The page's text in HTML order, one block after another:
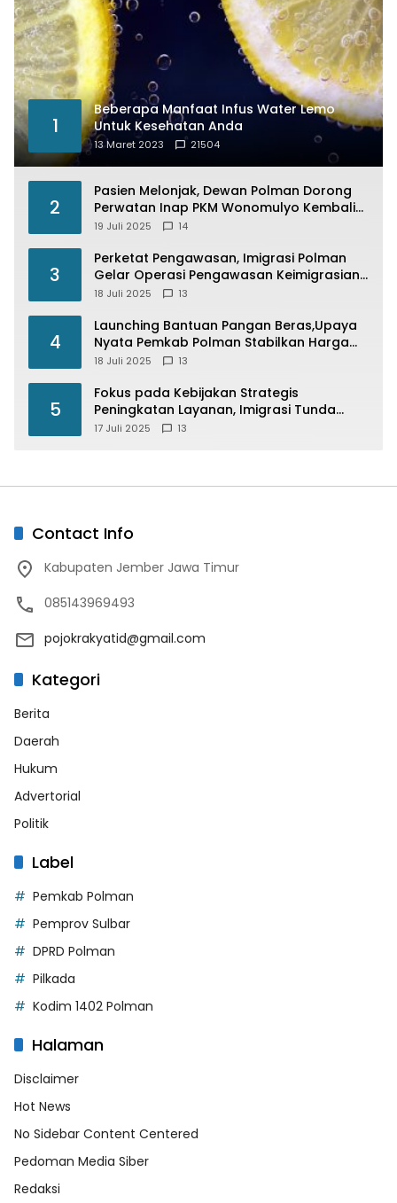
1
Beberapa Manfaat Infus Water Lemo
Untuk Kesehatan Anda
13 Maret 2023 21504
2
Pasien Melonjak, Dewan Polman Dorong
Perwatan Inap PKM Wonomulyo Kembali
di Fungsikan
19 Juli 2025 14
3
Perketat Pengawasan, Imigrasi Polman
Gelar Operasi Pengawasan Keimigrasian
“Wirawaspada” Serentak disemua Daerah
18 Juli 2025 13
4
Launching Bantuan Pangan Beras,Upaya
Nyata Pemkab Polman Stabilkan Harga
Beras
18 Juli 2025 13
5
Fokus pada Kebijakan Strategis
Peningkatan Layanan, Imigrasi Tunda
Paspor Desain Merah Putih
17 Juli 2025 13
Contact Info
Kabupaten Jember Jawa Timur
085143969493
pojokrakyatid@gmail.com
Kategori
Berita
Daerah
Hukum
Advertorial
Politik
Label
Pemkab Polman
Pemprov Sulbar
DPRD Polman
Pilkada
Kodim 1402 Polman
Halaman
Disclaimer
Hot News
No Sidebar Content Centered
Pedoman Media Siber
Redaksi